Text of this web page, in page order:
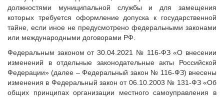
Новости ВАРМСУ
НАСЕЛЕНИЕ И МСУ
Новости ТОС
Лучшие практики ТОС
ЮРИДИЧЕСКИЙ СОВЕТ
Новости юридического совета
должностями муниципальной службы и для замещения
которых требуется оформление допуска к государственной
тайне, если иное не предусмотрено федеральными законами
или международными договорами РФ.
Федеральным законом от 30.04.2021 № 116-ФЗ «О внесении
изменений в отдельные законодательные акты Российской
Федерации» (далее – Федеральный закон № 116-ФЗ) внесены
изменения в Федеральный закон от 06.10.2003 № 131-ФЗ «Об
общих принципах организации местного самоуправления в